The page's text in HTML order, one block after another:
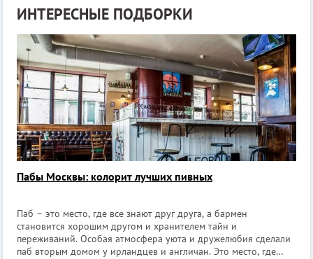
ИНТЕРЕСНЫЕ ПОДБОРКИ
Пабы Москвы: колорит лучших пивных
Паб – это место, где все знают друг друга, а бармен
становится хорошим другом и хранителем тайн и
переживаний. Особая атмосфера уюта и дружелюбия сделали
паб вторым домом у ирландцев и англичан. Это место, где